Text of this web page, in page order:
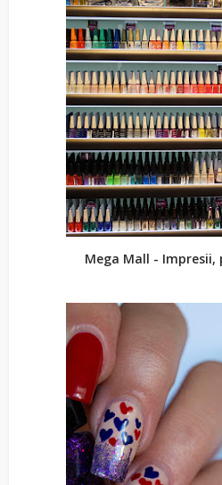
Mega Mall - Impresii,